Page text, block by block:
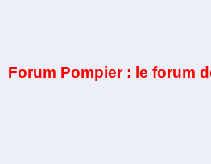
Forum Pompier : le forum